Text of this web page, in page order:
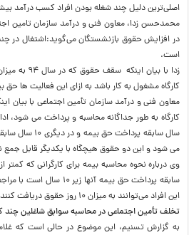
اصلی‌ترین دلیل چند شغله بودن افراد کسب درآمد
محمد‌حسن زدا، معاون فنی و درآمد سازمان تامین
در افزایش حقوق بازنشستگان می‌گوید:اشتغال در
است.
کارگاه مشغول به کار باشد به ازای این فعالیت ها
معاون فنی و درآمد سازمان تأمین اجتماعی با
سال سابقه
می شود و این دو حقوق هیچگاه با یکدیگر قابل جمع
سابقه پرداخت حق
این افراد می‌توانند به میزان ۱۰ روز حقوق دریافت کنند.
تخلف تأمین اجتماعی در محاسبه سوابق شاغلین چند
به گزارش تسنیم، این موضوع در حالی است که